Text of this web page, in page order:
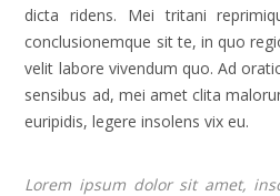
dicta ridens. Mei tritani
conclusionemque sit te, in quo
velit labore vivendum quo. Ad
sensibus ad, mei amet clita
euripidis, legere insolens vix eu.
Lorem ipsum dolor sit amet,